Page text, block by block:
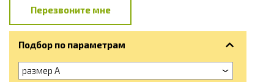
Перезвоните мне
Подбор по параметрам
размер А